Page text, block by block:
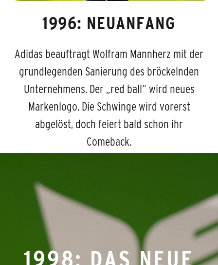
1996: NEUANFANG
Adidas beauftragt Wolfram Mannherz mit der
grundlegenden Sanierung des bröckelnden
Unternehmens. Der „red ball“ wird neues
Markenlogo. Die Schwinge wird vorerst
abgelöst, doch feiert bald schon ihr
Comeback.
1998: DAS NEUE